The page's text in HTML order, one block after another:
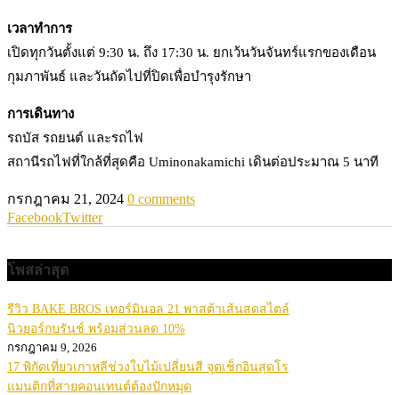
เวลาทำการ
เปิดทุกวันตั้งแต่ 9:30 น. ถึง 17:30 น. ยกเว้นวันจันทร์แรกของเดือน
กุมภาพันธ์ และวันถัดไปที่ปิดเพื่อบำรุงรักษา
การเดินทาง
รถบัส รถยนต์ และรถไฟ
สถานีรถไฟที่ใกล้ที่สุดคือ Uminonakamichi เดินต่อประมาณ 5 นาที
กรกฎาคม 21, 2024 0 comments
FacebookTwitter
โพสล่าสุด
รีวิว BAKE BROS เทอร์มินอล 21 พาสต้าเส้นสดสไตล์
นิวยอร์กบรันช์ พร้อมส่วนลด 10%
กรกฎาคม 9, 2026
17 พิกัดเที่ยวเกาหลีช่วงใบไม้เปลี่ยนสี จุดเช็กอินสุดโร
แมนติกที่สายคอนเทนต์ต้องปักหมุด